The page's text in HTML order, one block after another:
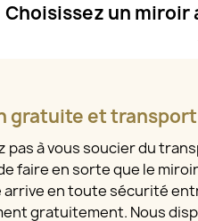
Choisissez un miroir
gratuite et
pas à vous soucier du
faire en sorte que le
arrive en toute sécurité
gratuitement. Nous